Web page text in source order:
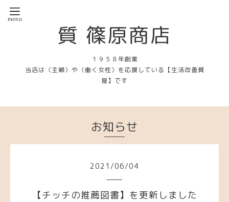
質 篠原商店
１９５８年創業
当店は〈主婦〉や〈働く女性〉を応援している【生活改善質
屋】です
お知らせ
2021 /06/04
【チッチの推薦図書】を更新しました